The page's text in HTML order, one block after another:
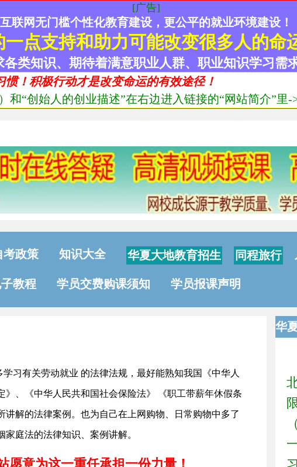
[广告]
互联网无门槛个性化教育建设，更公平的就业环境建设！
一点支持和助力可能改变很多人的命
类知识、期待着满意职业人群、职业知识学习需
！积极行动才是改变命运的有效途径！
和“创始人的创业描述”在右边进入链接的“网站简介”里
考政策 知识大全 华夏大地教育招生 同程旅行
教程 学员交费购课须知 学员报课声明
习有关劳动就业 的法律法规，最好能熟知我国《中华人
》、《中华人民共和国社会保险法》 《职工带薪年休假条
解的法律案例。也为自己在上网购物、日常购物中多了
庭法的法律知识、案例讲解。
愿意为这一重任承担一份力量！
华